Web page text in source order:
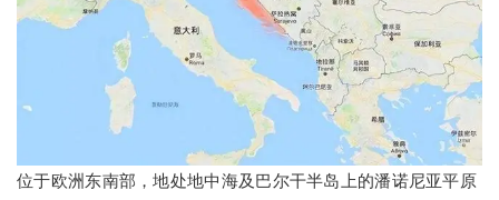
位于欧洲东南部，地处地中海及巴尔干半岛上的潘诺尼亚平原